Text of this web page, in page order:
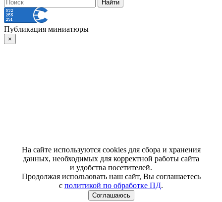
Публикация миниатюры
×
На сайте используются cookies для сбора и хранения
данных, необходимых для корректной работы сайта
и удобства посетителей.
Продолжая использовать наш сайт, Вы соглашаетесь
с политикой по обработке ПД.
Соглашаюсь